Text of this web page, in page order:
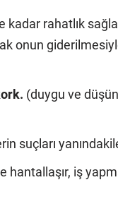
rahatlık
onun
(duygu ve
suçları
hantallaşır, iş